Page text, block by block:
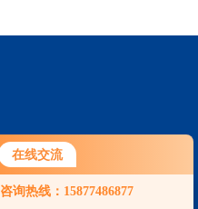
在线交流
咨询热线：15877486877